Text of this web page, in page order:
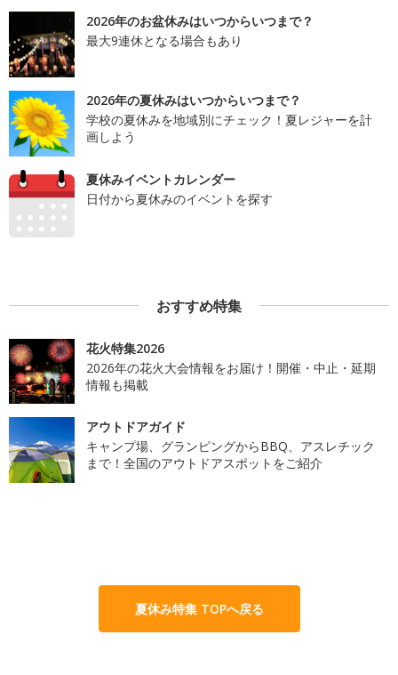
2026年のお盆休みはいつからいつまで？
最大9連休となる場合もあり
2026年の夏休みはいつからいつまで？
学校の夏休みを地域別にチェック！夏レジャーを計
画しよう
夏休みイベントカレンダー
日付から夏休みのイベントを探す
おすすめ特集
花火特集2026
2026年の花火大会情報をお届け！開催・中止・延期
情報も掲載
アウトドアガイド
キャンプ場、グランピングからBBQ、アスレチック
まで！全国のアウトドアスポットをご紹介
夏休み特集 TOPへ戻る